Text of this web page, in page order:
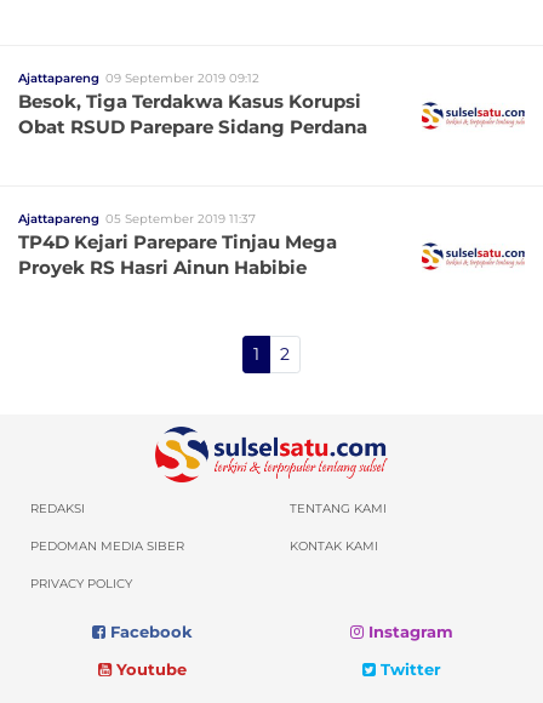
Ajattapareng 09 September 2019 09:12
Besok, Tiga Terdakwa Kasus Korupsi
Obat RSUD Parepare Sidang Perdana
Ajattapareng 05 September 2019 11:37
TP4D Kejari Parepare Tinjau Mega
Proyek RS Hasri Ainun Habibie
1 2
REDAKSI TENTANG KAMI
PEDOMAN MEDIA SIBER KONTAK KAMI
PRIVACY POLICY
Facebook
Instagram
Youtube
Twitter